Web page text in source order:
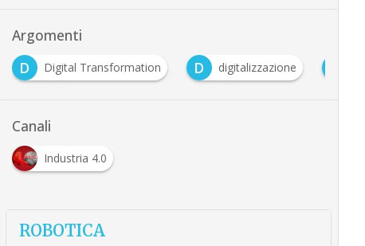
Argomenti
D Digital Transformation D digitalizzazione
Canali
Industria 4.0
ROBOTICA